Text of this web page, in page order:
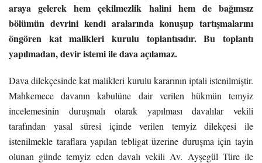
araya gelerek hem çekilmezlik halini hem de bağımsız
bölümün devrini kendi aralarında konuşup tartışmalarını
öngören kat malikleri kurulu toplantısıdır. Bu toplantı
yapılmadan, devir istemi ile dava açılamaz.
Dava dilekçesinde kat malikleri kurulu kararının iptali istenilmiştir.
Mahkemece davanın kabulüne dair verilen hükmün temyiz
incelemesinin duruşmalı olarak yapılması davalılar vekili
tarafından yasal süresi içinde verilen temyiz dilekçesi ile
istenilmekle taraflara yapılan tebligat üzerine duruşma için tayin
olunan günde temyiz eden davalı vekili Av. Ayşegül Türe ile